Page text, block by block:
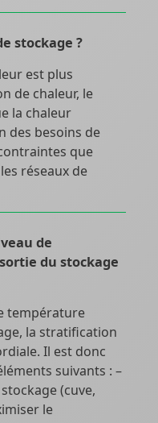
stockage ?
est plus
de chaleur, le
la chaleur
des besoins de
que
réseaux de
de
du stockage
température
la stratification
Il est donc
suivants : –
(cuve,
le